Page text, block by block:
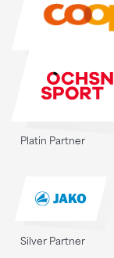
Platin Partner
Silver Partner